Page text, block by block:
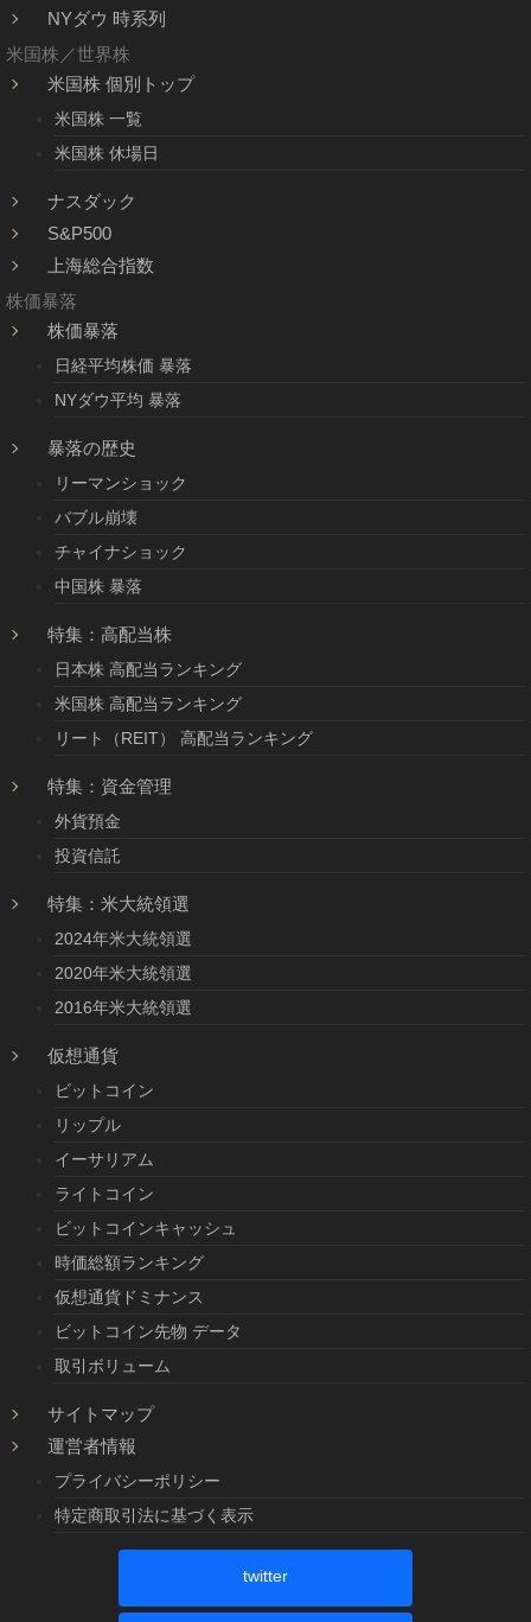
NYダウ 時系列
米国株／世界株
米国株 個別トップ
米国株 一覧
米国株 休場日
ナスダック
S&P500
上海総合指数
株価暴落
株価暴落
日経平均株価 暴落
NYダウ平均 暴落
暴落の歴史
リーマンショック
バブル崩壊
チャイナショック
中国株 暴落
特集：高配当株
日本株 高配当ランキング
米国株 高配当ランキング
リート（REIT） 高配当ランキング
特集：資金管理
外貨預金
投資信託
特集：米大統領選
2024年米大統領選
2020年米大統領選
2016年米大統領選
仮想通貨
ビットコイン
リップル
イーサリアム
ライトコイン
ビットコインキャッシュ
時価総額ランキング
仮想通貨ドミナンス
ビットコイン先物 データ
取引ボリューム
サイトマップ
運営者情報
プライバシーポリシー
特定商取引法に基づく表示
twitter